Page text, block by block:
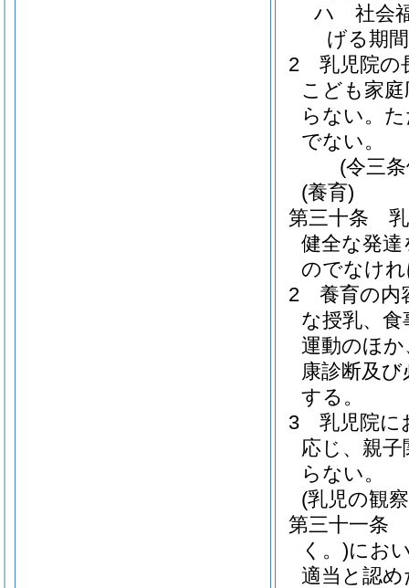
ハ
社会
げる期
2
乳児院の
こども家
らない。
でない。
(令三
(養育)
第三十条
健全な発
のでなけ
2
養育の内
な授乳、
運動のほ
康診断及
する。
3
乳児院に
応じ、親
らない。
(乳児の観
第三十一条
く。)にお
適当と認